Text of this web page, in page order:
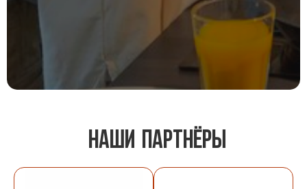
наши партнЁры